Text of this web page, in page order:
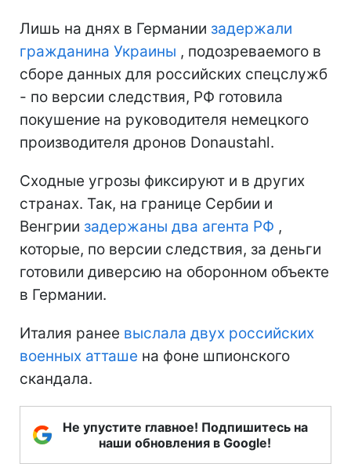
Лишь на днях в Германии задержали
гражданина Украины , подозреваемого в
сборе данных для российских спецслужб
- по версии следствия, РФ готовила
покушение на руководителя немецкого
производителя дронов Donaustahl.
Сходные угрозы фиксируют и в других
странах. Так, на границе Сербии и
Венгрии задержаны два агента РФ ,
которые, по версии следствия, за деньги
готовили диверсию на оборонном объекте
в Германии.
Италия ранее выслала двух российских
военных атташе на фоне шпионского
скандала.
Не упустите главное! Подпишитесь на
наши обновления в Google!